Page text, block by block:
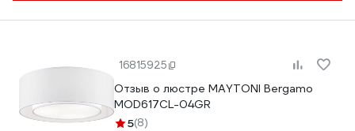
16815925
Отзыв о люстре MAYTONI Bergamo
MOD617CL-04GR
5(8)